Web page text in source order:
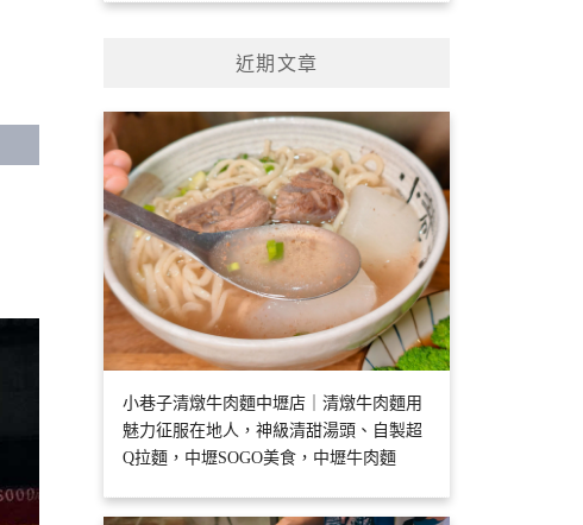
近期文章
小巷子清燉牛肉麵中壢店｜清燉牛肉麵用
魅力征服在地人，神級清甜湯頭、自製超
Q拉麵，中壢SOGO美食，中壢牛肉麵